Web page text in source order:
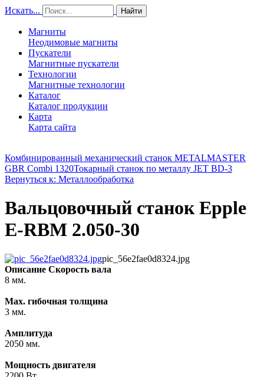
Искать... Найти
Магниты
Неодимовые магниты
Пускатели
Магнитные пускатели
Технологии
Магнитные технологии
Каталог
Каталог продукции
Карта
Карта сайта
Комбинированный механический станок METALMASTER
GBR Combi 1320Токарный станок по металлу JET BD-3
Вернуться к: Металлообработка
Вальцовочный станок Epple
E-RBM 2.050-30
pic_56e2fae0d8324.jpg
Описание Скорость вала
8 мм.
Max. гибочная толщина
3 мм.
Амплитуда
2050 мм.
Мощность двигателя